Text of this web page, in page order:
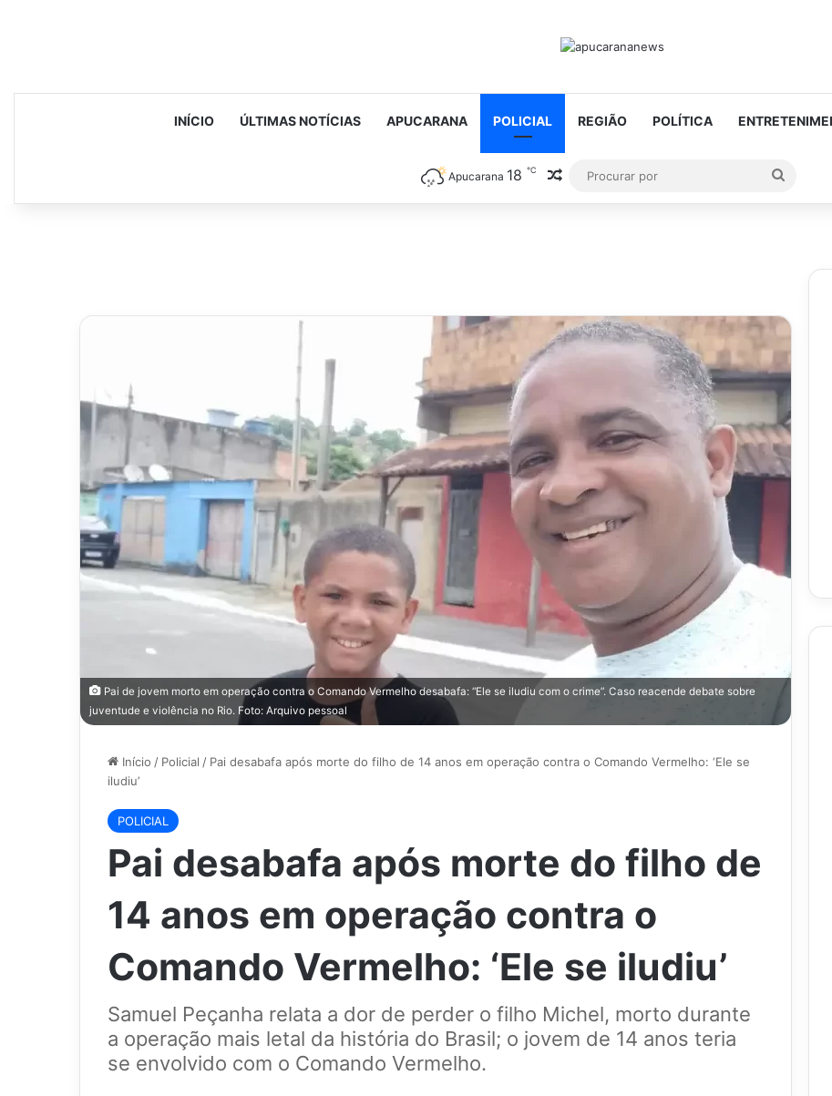
INÍCIO ÚLTIMAS NOTÍCIAS APUCARANA POLICIAL REGIÃO POLÍTICA
Apucarana 18 ℃ Artigo aleatório
Procurar
por
Pai de jovem morto em operação contra o Comando Vermelho desabafa: “Ele se iludiu com o crime”. Caso reacende debate sobre
juventude e violência no Rio. Foto: Arquivo pessoal
Início / Policial / Pai desabafa após morte do filho de 14 anos em operação contra o Comando Vermelho: ‘Ele se
iludiu’
POLICIAL
Pai desabafa após morte do filho de
14 anos em operação contra o
Comando Vermelho: ‘Ele se iludiu’
Samuel Peçanha relata a dor de perder o filho Michel, morto durante
a operação mais letal da história do Brasil; o jovem de 14 anos teria
se envolvido com o Comando Vermelho.